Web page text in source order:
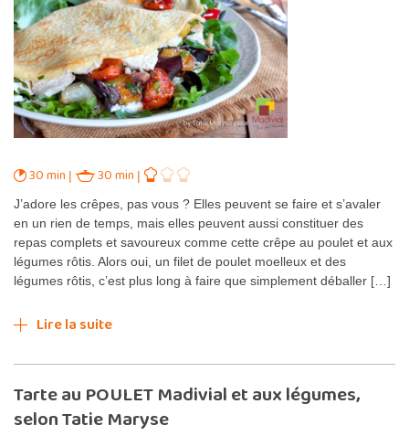
30 min 30 min
J’adore les crêpes, pas vous ? Elles peuvent se faire et s’avaler
en un rien de temps, mais elles peuvent aussi constituer des
repas complets et savoureux comme cette crêpe au poulet et aux
légumes rôtis. Alors oui, un filet de poulet moelleux et des
légumes rôtis, c’est plus long à faire que simplement déballer […]
Lire la suite
Tarte au POULET Madivial et aux légumes,
selon Tatie Maryse